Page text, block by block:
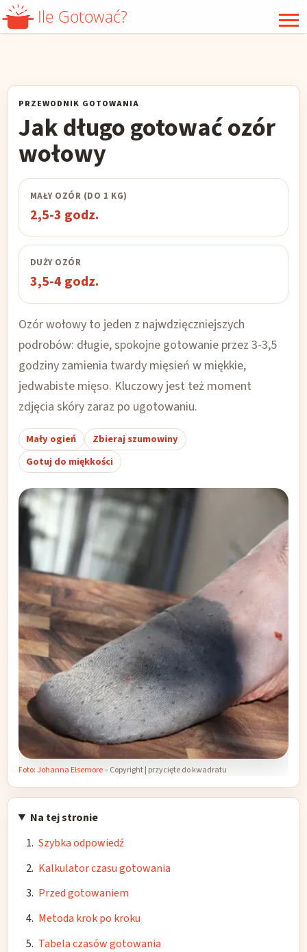
Ile Gotować?
PODROBY
OWOCE MORZA KASZA
MAKARON
MROŻONKI
PRZEWODNIK GOTOWANIA
Jak długo gotować ozór
wołowy
MAŁY OZÓR (DO 1 KG)
2,5-3 godz.
DUŻY OZÓR
3,5-4 godz.
Ozór wołowy to jeden z najwdzięczniejszych
podrobów: długie, spokojne gotowanie przez 3-3,5
godziny zamienia twardy mięsień w miękkie,
jedwabiste mięso. Kluczowy jest też moment
zdjęcia skóry zaraz po ugotowaniu.
Mały ogień
Zbieraj szumowiny
Gotuj do miękkości
Foto:Johanna Elsemore– Copyright | przycięte do kwadratu
Na tej stronie
Szybka odpowiedź
Kalkulator czasu gotowania
Przed gotowaniem
Metoda krok po kroku
Tabela czasów gotowania